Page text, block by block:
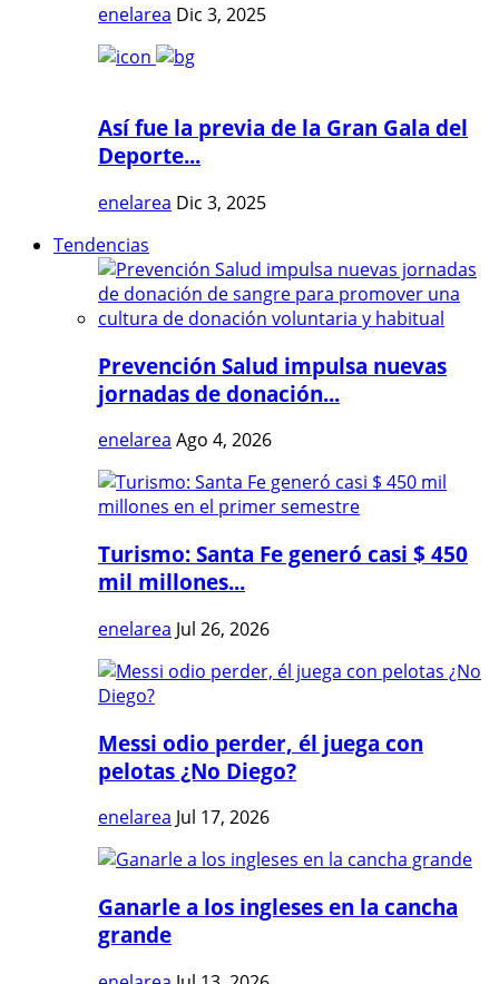
enelarea Dic 3, 2025
Así fue la previa de la Gran Gala del
Deporte...
enelarea Dic 3, 2025
Tendencias
Prevención Salud impulsa nuevas
jornadas de donación...
enelarea Ago 4, 2026
Turismo: Santa Fe generó casi $ 450
mil millones...
enelarea Jul 26, 2026
Messi odio perder, él juega con
pelotas ¿No Diego?
enelarea Jul 17, 2026
Ganarle a los ingleses en la cancha
grande